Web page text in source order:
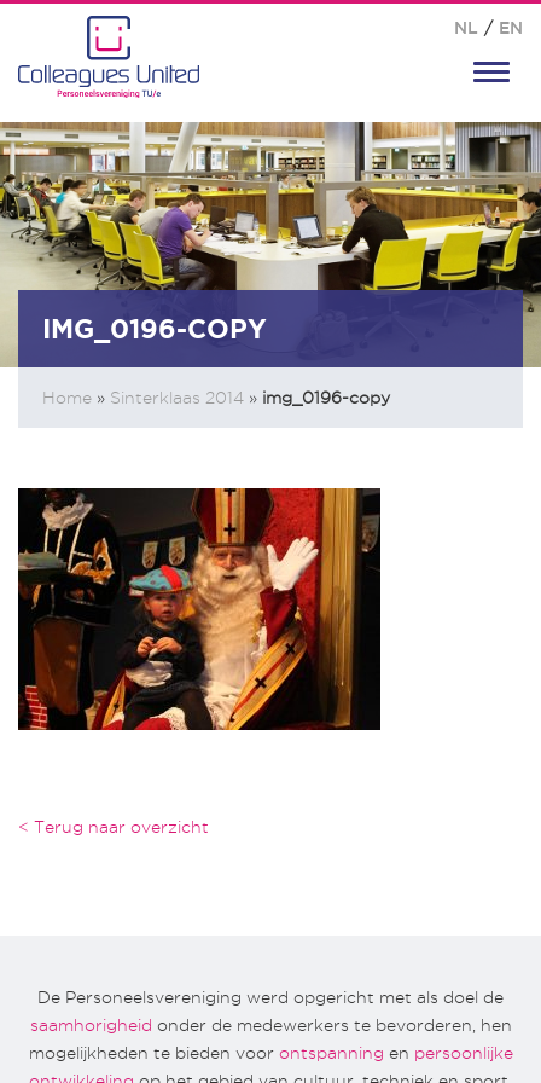
NL / EN
IMG_0196-COPY
Home » Sinterklaas 2014 » img_0196-copy
< Terug naar overzicht
De Personeelsvereniging werd opgericht met als doel de
saamhorigheid onder de medewerkers te bevorderen, hen
mogelijkheden te bieden voor ontspanning en persoonlijke